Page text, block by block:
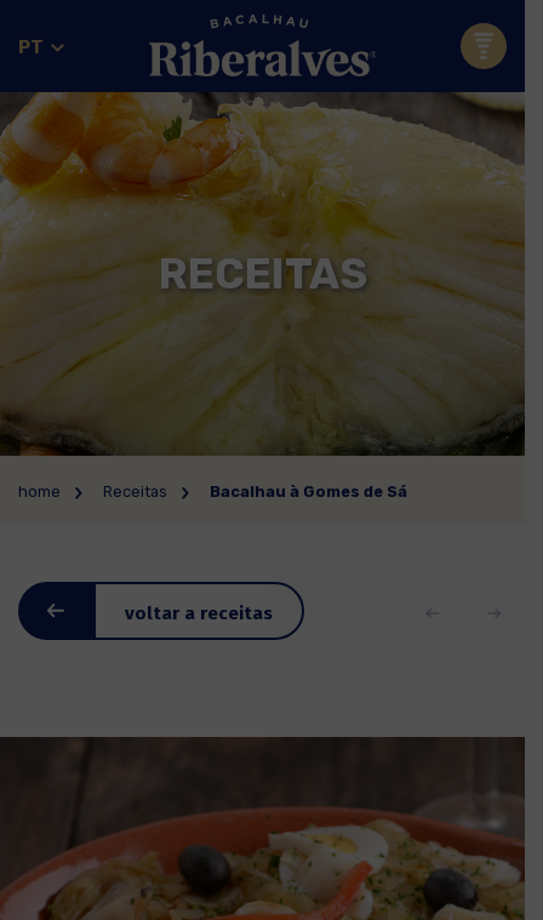
PT
RECEITAS
home Receitas Bacalhau à Gomes de Sá
voltar a receitas